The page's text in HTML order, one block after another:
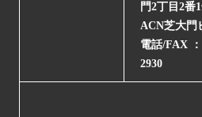
門2丁目2番
ACN芝大門
電話/FAX
2930